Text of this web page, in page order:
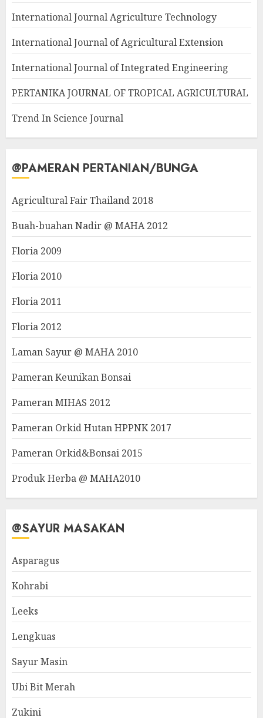
International Journal Agriculture Technology
International Journal of Agricultural Extension
International Journal of Integrated Engineering
PERTANIKA JOURNAL OF TROPICAL AGRICULTURAL
Trend In Science Journal
@PAMERAN PERTANIAN/BUNGA
Agricultural Fair Thailand 2018
Buah-buahan Nadir @ MAHA 2012
Floria 2009
Floria 2010
Floria 2011
Floria 2012
Laman Sayur @ MAHA 2010
Pameran Keunikan Bonsai
Pameran MIHAS 2012
Pameran Orkid Hutan HPPNK 2017
Pameran Orkid&Bonsai 2015
Produk Herba @ MAHA2010
@SAYUR MASAKAN
Asparagus
Kohrabi
Leeks
Lengkuas
Sayur Masin
Ubi Bit Merah
Zukini